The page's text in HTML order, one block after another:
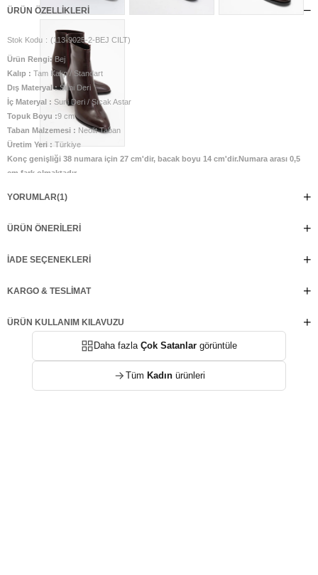
ÜRÜN ÖZELLIKLERI
Stok Kodu (113-9025-2-BEJ CILT)
Ürün Rengi:Bej
Kalıp : Tam Kalıp / Standart
Dış Materyal :Suni Deri
İç Materyal : Suni Deri / Sıcak Astar
Topuk Boyu :9 cm
Taban Malzemesi : Neolit Taban
Üretim Yeri : Türkiye
Konç genişliği 38 numara için 27 cm'dir, bacak boyu 14 cm'dir.Numara arası 0,5
cm fark olmaktadır.
önerilmektedir%100 el işçiliği ile üretilmiştir. Günlük kullanıma uygundur.
YORUMLAR(1)
ÜRÜN ÖNERILERI
İADE SEÇENEKLERI
KARGO & TESLIMAT
ÜRÜN KULLANIM KILAVUZU
Daha fazla Çok Satanlargörüntüle
Tüm Kadınürünleri